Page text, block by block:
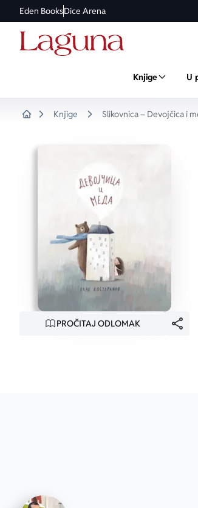
Eden BooksDice Arena
Knjige U
Knjige Slikovnica – Devojčica i
PROČITAJ ODLOMAK